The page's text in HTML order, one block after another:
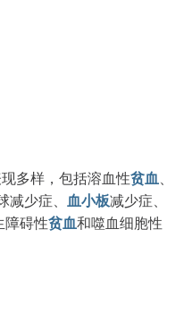
多样，包括溶血性贫血
减少症、
血小板减少症、
障碍性贫血和噬血细胞性